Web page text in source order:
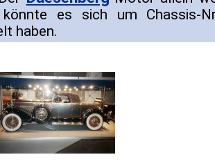
es sich um Chassis-
haben.